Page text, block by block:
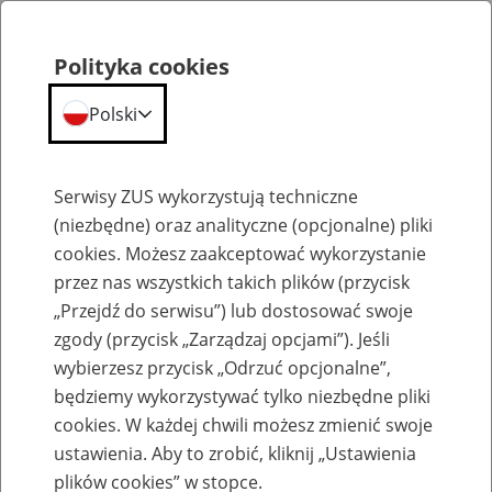
Emerytury
Baza zlikwidowanych lub
przekształconych zakładów pracy
Polityka cookies
Polski
Serwisy ZUS wykorzystują techniczne
(niezbędne) oraz analityczne (opcjonalne) pliki
cookies. Możesz zaakceptować wykorzystanie
przez nas wszystkich takich plików (przycisk
„Przejdź do serwisu”) lub dostosować swoje
zgody (przycisk „Zarządzaj opcjami”). Jeśli
wybierzesz przycisk „Odrzuć opcjonalne”,
będziemy wykorzystywać tylko niezbędne pliki
cookies. W każdej chwili możesz zmienić swoje
ustawienia. Aby to zrobić, kliknij „Ustawienia
plików cookies” w stopce.